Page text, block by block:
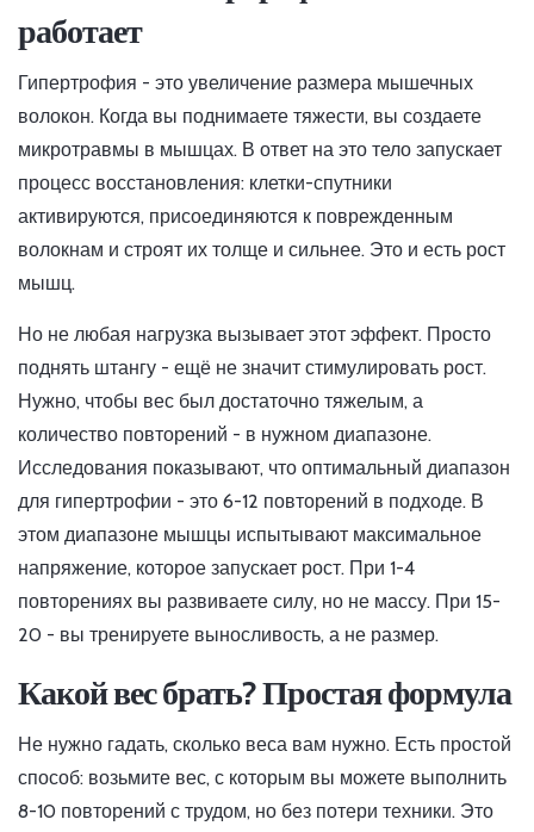
работает
Гипертрофия - это увеличение размера мышечных
волокон. Когда вы поднимаете тяжести, вы создаете
микротравмы в мышцах. В ответ на это тело запускает
процесс восстановления: клетки-спутники
активируются, присоединяются к поврежденным
волокнам и строят их толще и сильнее. Это и есть рост
мышц.
Но не любая нагрузка вызывает этот эффект. Просто
поднять штангу - ещё не значит стимулировать рост.
Нужно, чтобы вес был достаточно тяжелым, а
количество повторений - в нужном диапазоне.
Исследования показывают, что оптимальный диапазон
для гипертрофии - это 6-12 повторений в подходе. В
этом диапазоне мышцы испытывают максимальное
напряжение, которое запускает рост. При 1-4
повторениях вы развиваете силу, но не массу. При 15-
20 - вы тренируете выносливость, а не размер.
Какой вес брать? Простая формула
Не нужно гадать, сколько веса вам нужно. Есть простой
способ: возьмите вес, с которым вы можете выполнить
8-10 повторений с трудом, но без потери техники. Это